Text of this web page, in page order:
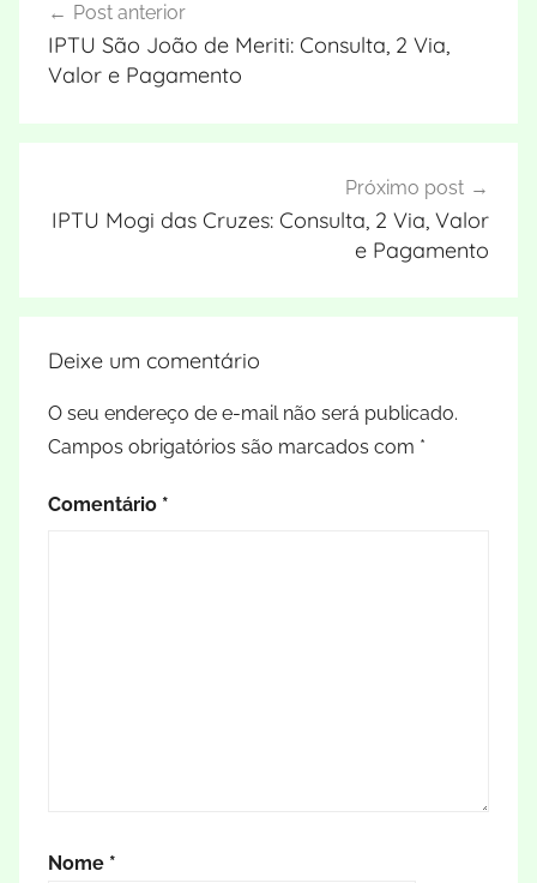
de
Post
Post anterior
IPTU São João de Meriti: Consulta, 2 Via,
Valor e Pagamento
Próximo post
IPTU Mogi das Cruzes: Consulta, 2 Via, Valor
e Pagamento
Deixe um comentário
O seu endereço de e-mail não será publicado.
Campos obrigatórios são marcados com *
Comentário *
Nome *